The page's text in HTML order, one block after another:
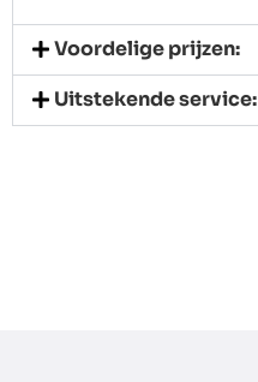
Voordelige prijzen:
Uitstekende service: